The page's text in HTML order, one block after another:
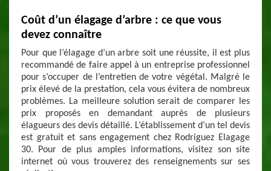
Coût d’un élagage d’arbre : ce que vous
devez connaître
Pour que l’élagage d’un arbre soit une réussite, il est plus
recommandé de faire appel à un entreprise professionnel
pour s’occuper de l’entretien de votre végétal. Malgré le
prix élevé de la prestation, cela vous évitera de nombreux
problèmes. La meilleure solution serait de comparer les
prix proposés en demandant auprès de plusieurs
élagueurs des devis détaillé. L’établissement d’un tel devis
est gratuit et sans engagement chez Rodriguez Elagage
30. Pour de plus amples informations, visitez son site
internet où vous trouverez des renseignements sur ses